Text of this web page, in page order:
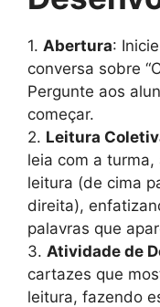
1. Abertura:
conversa sobre
Pergunte aos
começar.
2. Leitura
leia com a
leitura (de cima
direita),
palavras que
3. Atividade de
cartazes que
leitura, fazendo